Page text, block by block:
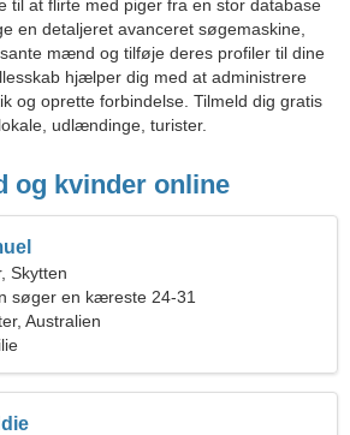
til at flirte med piger fra en stor database
en detaljeret avanceret søgemaskine,
mænd og tilføje deres profiler til dine
hjælper dig med at administrere
og oprette forbindelse. Tilmeld dig gratis
udlændinge, turister.
og kvinder online
Skytten
søger en kæreste 24-31
Australien